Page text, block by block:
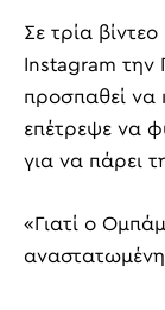
Σε τρία
Instagram την
προσπαθεί να
επέτρεψε να
για να πάρει
«Γιατί ο